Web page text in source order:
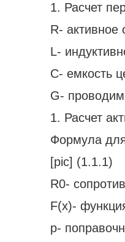
1. Расчет
R- активное
L-
С- емкость
G-
1. Расчет
Формула
[pic] (1.1.1)
R0-
F(x)-
p-